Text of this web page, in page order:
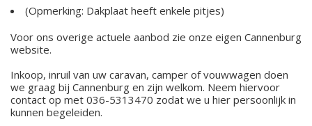
(Opmerking: Dakplaat heeft enkele pitjes)
Voor ons overige actuele aanbod zie onze eigen Cannenburg
website.
Inkoop, inruil van uw caravan, camper of vouwwagen doen
we graag bij Cannenburg en zijn welkom. Neem hiervoor
contact op met 036-5313470 zodat we u hier persoonlijk in
kunnen begeleiden.